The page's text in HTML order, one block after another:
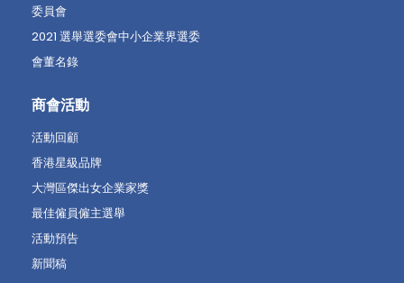
委員會
2021 選舉選委會中小企業界選委
會董名錄
商會活動
活動回顧
香港星級品牌
大灣區傑出女企業家獎
最佳僱員僱主選舉
活動預告
新聞稿